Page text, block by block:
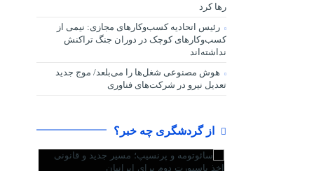
رها کرد
رئیس اتحادیه کسب‌وکارهای مجازی: نیمی از
کسب‌وکارهای کوچک در دوران جنگ‌ تراکنش
نداشته‌اند
هوش مصنوعی شغل‌ها را می‌بلعد/ موج جدید
تعدیل نیرو در شرکت‌های فناوری
از گردشگری چه خبر؟